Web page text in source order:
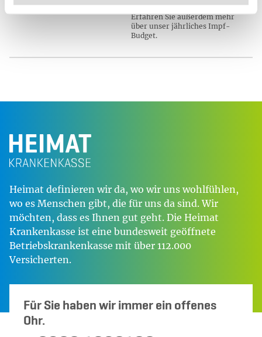
diese und weitere Fragen.
Erfahren Sie außerdem mehr
über unser jährliches Impf-
Budget.
Heimat definieren wir da, wo wir uns wohlfühlen,
wo es Menschen gibt, die für uns da sind. Wir
möchten, dass es Ihnen gut geht. Die Heimat
Krankenkasse ist eine bundesweit geöffnete
Betriebskrankenkasse mit über 112.000
Versicherten.
Für Sie haben wir immer ein offenes
Ohr.